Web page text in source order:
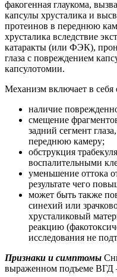
факогенная глаукома,
капсулы хрусталика и
протеинов в переднюю
хрусталика вследствие
катаракты (или ФЭК),
глаза с повреждением
капсулотомии.
Механизм включает в
наличие
смещение
задний сегмент
переднюю камеру;
обструкция
воспалительными
уменьшение оттока
результате чего
может быть также
синехий или
хрусталиковый
реакцию
исследования не
Признаки и симптомы
выраженном подъеме ВГД